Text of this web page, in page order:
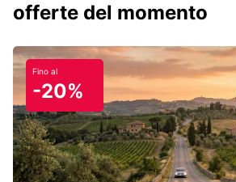
offerte del momento
Fino al
-20%